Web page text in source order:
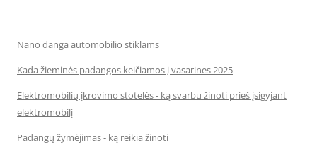
Nano danga automobilio stiklams
Kada žieminės padangos keičiamos į vasarines 2025
Elektromobilių įkrovimo stotelės - ką svarbu žinoti prieš įsigyjant
elektromobilį
Padangų žymėjimas - ką reikia žinoti